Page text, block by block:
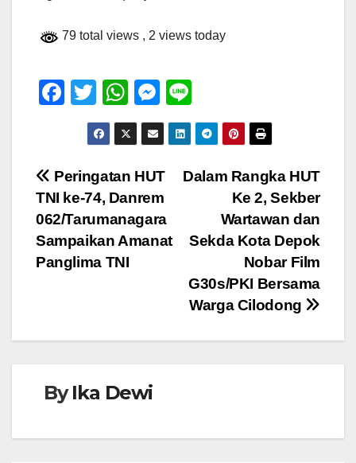
79 total views , 2 views today
F
e
b
o
o
k
T
wi
tt
er
W
h
at
s
A
p
p
M
e
ss
e
n
g
er
n
e
Navigasi
pos
Dalam Rangka HUT
Ke 2, Sekber
Wartawan dan
Sekda Kota Depok
Nobar Film
G30s/PKI Bersama
Warga Cilodong
Peringatan HUT
TNI ke-74, Danrem
062/Tarumanagara
Sampaikan Amanat
Panglima TNI
ByIka Dewi